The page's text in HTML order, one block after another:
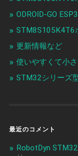
ODROID-GO
STM8S105K4T6
更新情報など
使いやすくて小
STM32シリーズ
最近のコメント
RobotDyn